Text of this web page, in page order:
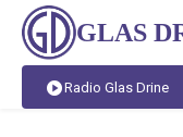
GLAS
Radio Glas Drine